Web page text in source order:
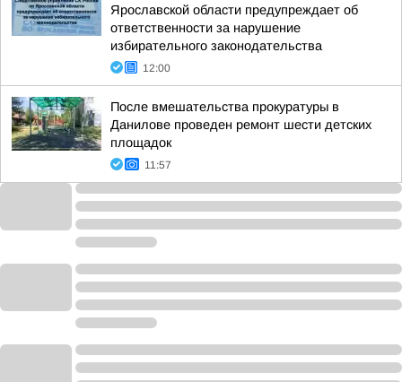
Ярославской области предупреждает об
ответственности за нарушение
избирательного законодательства
12:00
После вмешательства прокуратуры в
Данилове проведен ремонт шести детских
площадок
11:57